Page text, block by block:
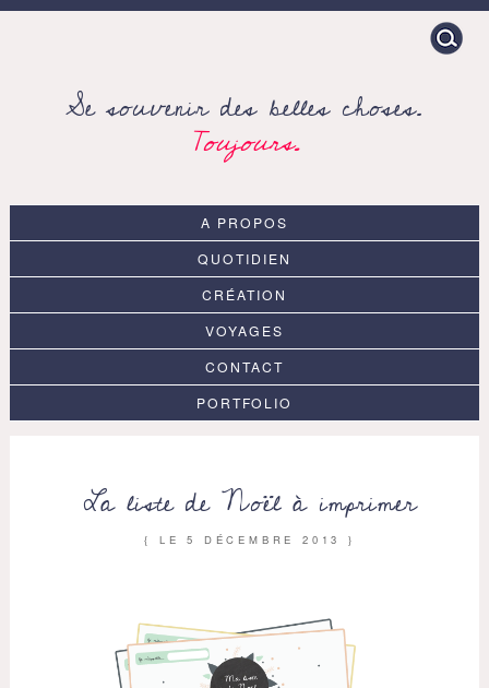
Search
for:
Se souvenir des belles choses.
Toujours.
A PROPOS
QUOTIDIEN
CRÉATION
VOYAGES
CONTACT
PORTFOLIO
La liste de Noël à imprimer
{ LE5 DÉCEMBRE 2013 }